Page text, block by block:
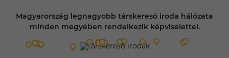
Magyarország legnagyobb társkereső iroda hálózata
minden megyében rendelkezik képviselettel.